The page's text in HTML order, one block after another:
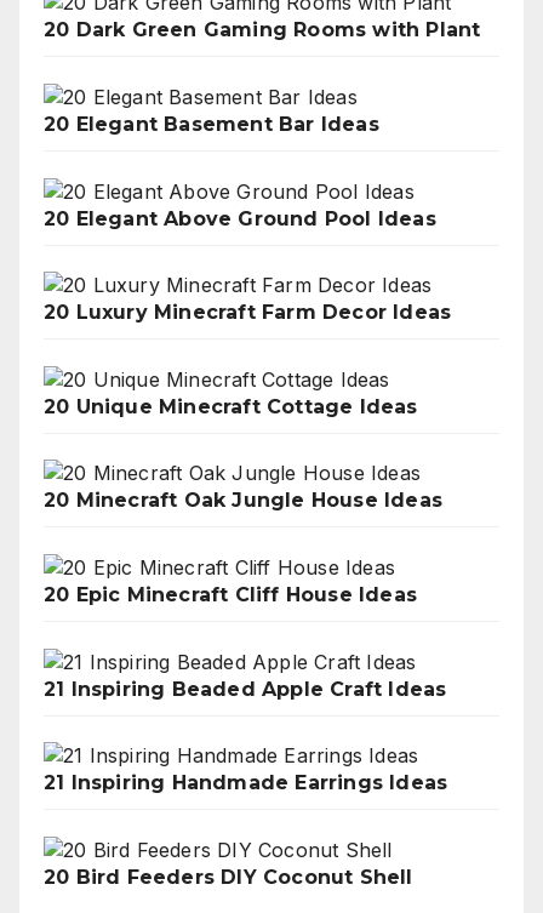
20 Dark Green Gaming Rooms with Plant
20 Elegant Basement Bar Ideas
20 Elegant Above Ground Pool Ideas
20 Luxury Minecraft Farm Decor Ideas
20 Unique Minecraft Cottage Ideas
20 Minecraft Oak Jungle House Ideas
20 Epic Minecraft Cliff House Ideas
21 Inspiring Beaded Apple Craft Ideas
21 Inspiring Handmade Earrings Ideas
20 Bird Feeders DIY Coconut Shell